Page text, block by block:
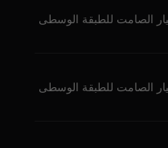
الصامت للطبقة الوسطى
الصامت للطبقة الوسطى